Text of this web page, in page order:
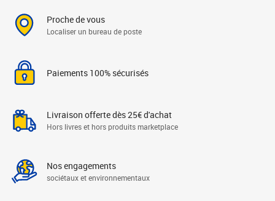
Proche de vous
Localiser un bureau de poste
Paiements 100% sécurisés
Livraison offerte dès 25€ d'achat
Hors livres et hors produits marketplace
Nos engagements
sociétaux et environnementaux